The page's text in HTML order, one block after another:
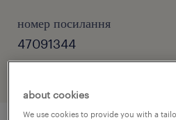
номер посилання
47091344
about cookies
We use cookies to provide you with a